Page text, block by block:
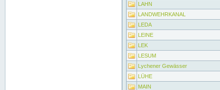
LAHN
LANDWEHRKANAL
LEDA
LEINE
LEK
LESUM
Lychener Gewässer
LÜHE
MAIN